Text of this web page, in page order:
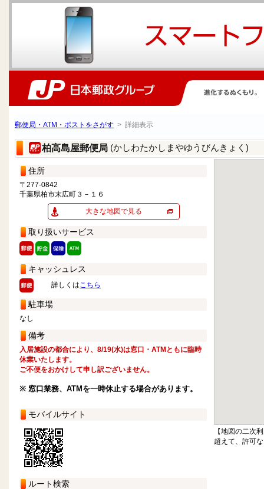
郵便局・ATM・ポストをさがす > 詳細表示
柏高島屋郵便局 (かしわたかしまやゆうびんきょく)
住所
〒277-0842
千葉県柏市末広町３－１６
大きな地図で見る
取り扱いサービス
キャッシュレス
詳しくはこちら
駐車場
なし
備考
入居施設の都合により、8/19(水)は窓口・ATMともに臨時
休業いたします。
ご不便をおかけして申し訳ございません。
※ 窓口業務、ATMを一時休止する場合があります。
モバイルサイト
ルート検索
【地図の二次
超えて、許可